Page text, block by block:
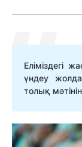
Еліміздегі
үндеу
толық